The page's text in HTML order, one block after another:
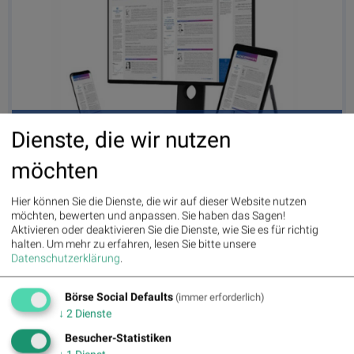
Latest Blogs
Wochenp...
» Wiener Börse Party #1216: ATX schwächer, Bajaj Mobility weiter stark,
ne...
» Österreich-Depots: Weekend-Bilanz (Depot Kommentar)
» Börsegeschichte 7.8.: Extremes zu Palfinger (Börse Geschichte)
» Nachlese: 10 Vokabel, um Asta besser zu verstehen; Stella Langthaler
(au...
» PIR-News: Post, Kontron (Christine Petzwinkler)
» (Christian Drastil)
» Wiener Börse zu Mittag schwächer: Bajaj Mobility, FACC und Agrana
Dienste, die wir nutzen
möchten
Hier können Sie die Dienste, die wir auf dieser Website nutzen
möchten, bewerten und anpassen. Sie haben das Sagen!
Aktivieren oder deaktivieren Sie die Dienste, wie Sie es für richtig
halten. Um mehr zu erfahren, lesen Sie bitte unsere
Datenschutzerklärung.
Börse Social Defaults (immer erforderlich)
↓ 2 Dienste
Besucher-Statistiken